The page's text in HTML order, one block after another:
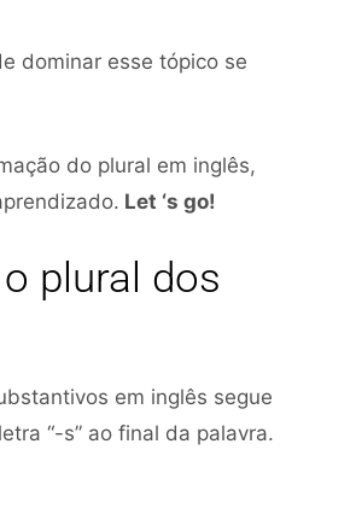
dominar esse tópico se
do plural em inglês,
Let ‘s go!
plural dos
em inglês segue
“-s” ao final da palavra.